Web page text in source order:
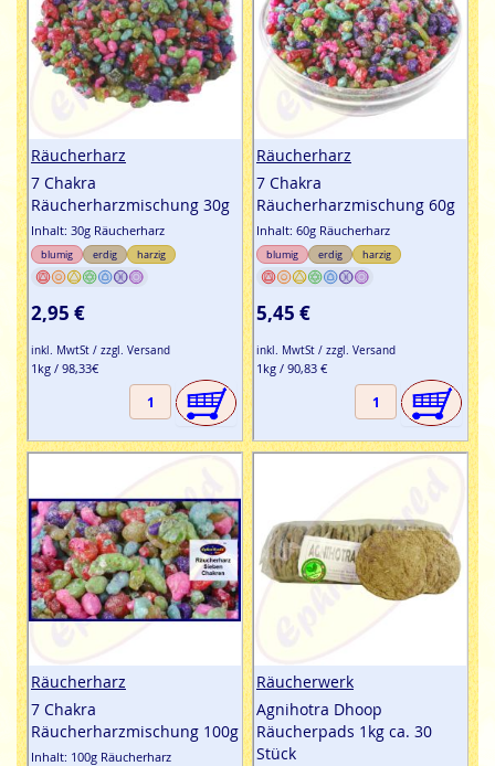
Räucherharz
7 Chakra
Räucherharzmischung 30g
Inhalt: 30g Räucherharz
blumig erdig harzig
2,95 €
inkl. MwtSt / zzgl. Versand
1kg / 98,33€
Räucherharz
7 Chakra
Räucherharzmischung 60g
Inhalt: 60g Räucherharz
blumig erdig harzig
5,45 €
inkl. MwtSt / zzgl. Versand
1kg / 90,83 €
Räucherharz
7 Chakra
Räucherharzmischung 100g
Inhalt: 100g Räucherharz
Räucherwerk
Agnihotra Dhoop
Räucherpads 1kg ca. 30
Stück